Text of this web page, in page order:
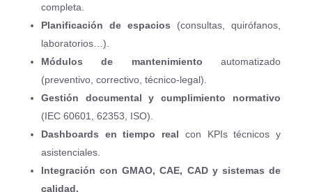
completa.
Planificación de espacios (consultas, quirófanos,
laboratorios…).
Módulos de mantenimiento automatizado
(preventivo, correctivo, técnico-legal).
Gestión documental y cumplimiento normativo
(IEC 60601, 62353, ISO).
Dashboards en tiempo real con KPIs técnicos y
asistenciales.
Integración con GMAO, CAE, CAD y sistemas de
calidad.